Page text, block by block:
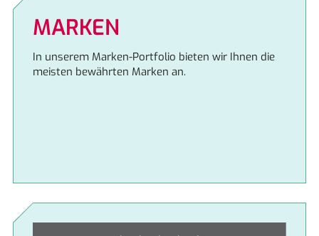
MARKEN
In unserem Marken-Portfolio bieten wir Ihnen die
meisten bewährten Marken an.